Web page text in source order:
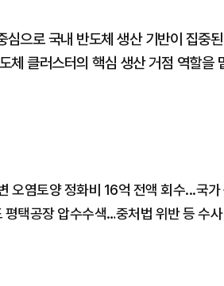
심으로 국내 반도체 생산 기반이 집중
체 클러스터의 핵심 생산 거점 역할을
오염토양 정화비 16억 전액 회수...국
택공장 압수수색…중처법 위반 등 수사